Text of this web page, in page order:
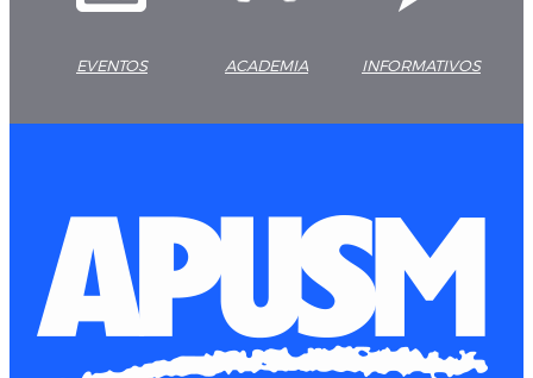
EVENTOS ACADEMIA INFORMATIVOS